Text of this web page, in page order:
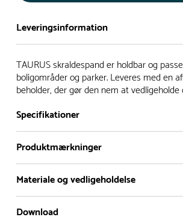
Leveringsinformation
Vi har et stort og effektivt lager på ca.
med mere end 5.000 forskellige produkter
omgående levering.
- Leveringstiden på lagervarer er i
hverdage
- Leveringstiden på specialvarer og
ved bestilling
- I tilfælde af restordre vil kundeservice
mail eller telefon med information om
TAURUS skraldespand er holdbar og
boligområder og parker. Leveres med en
beholder, der gør den nem at vedligeholde
Specifikationer
Produktmærkninger
Materiale og vedligeholdelse
Download